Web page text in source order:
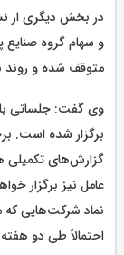
در بخش دیگری از
و سهام گروه
متوقف شده و روند
وی گفت: جلساتی با
برگزار شده است.
گزارش‌های تکمیلی
عامل نیز برگزار
نماد شرکت‌هایی که
احتمالاً طی دو